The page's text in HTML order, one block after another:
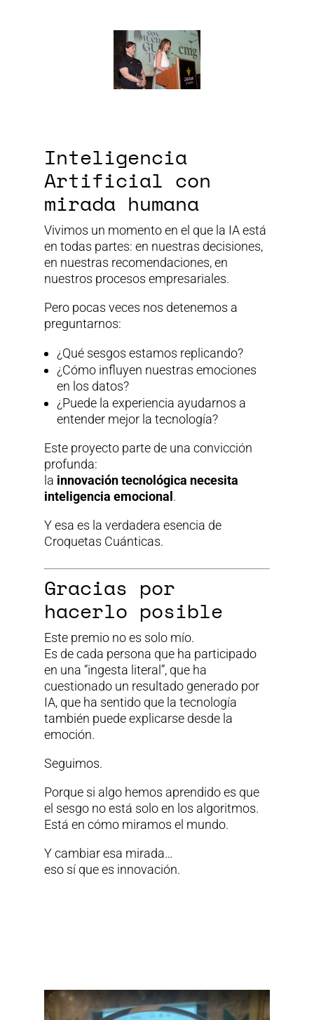
Inteligencia
Artificial con
mirada humana
Vivimos un momento en el que la IA está
en todas partes: en nuestras decisiones,
en nuestras recomendaciones, en
nuestros procesos empresariales.
Pero pocas veces nos detenemos a
preguntarnos:
¿Qué sesgos estamos replicando?
¿Cómo influyen nuestras emociones
en los datos?
¿Puede la experiencia ayudarnos a
entender mejor la tecnología?
Este proyecto parte de una convicción
profunda:
la innovación tecnológica necesita
inteligencia emocional.
Y esa es la verdadera esencia de
Croquetas Cuánticas.
Gracias por
hacerlo posible
Este premio no es solo mío.
Es de cada persona que ha participado
en una “ingesta literal”, que ha
cuestionado un resultado generado por
IA, que ha sentido que la tecnología
también puede explicarse desde la
emoción.
Seguimos.
Porque si algo hemos aprendido es que
el sesgo no está solo en los algoritmos.
Está en cómo miramos el mundo.
Y cambiar esa mirada…
eso sí que es innovación.